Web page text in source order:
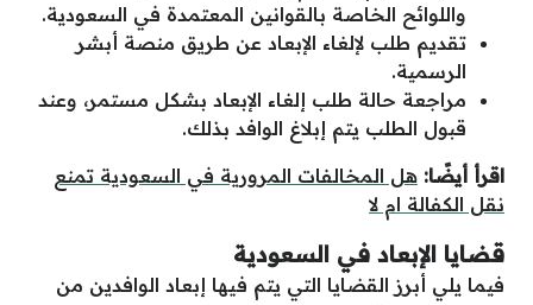
واللوائح الخاصة بالقوانين المعتمدة في السعودية.
تقديم طلب لإلغاء الإبعاد عن طريق منصة أبشر
الرسمية.
مراجعة حالة طلب إلغاء الإبعاد بشكل مستمر، وعند
قبول الطلب يتم إبلاغ الوافد بذلك.
اقرأ أيضًا: هل المخالفات المرورية في السعودية تمنع
نقل الكفالة ام لا
قضايا الإبعاد في السعودية
فيما يلي أبرز القضايا التي يتم فيها إبعاد الوافدين من